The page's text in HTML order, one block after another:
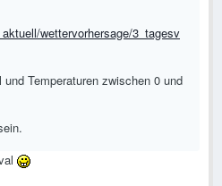
wettervorhersage/3_tagesv
Temperaturen zwischen 0 und